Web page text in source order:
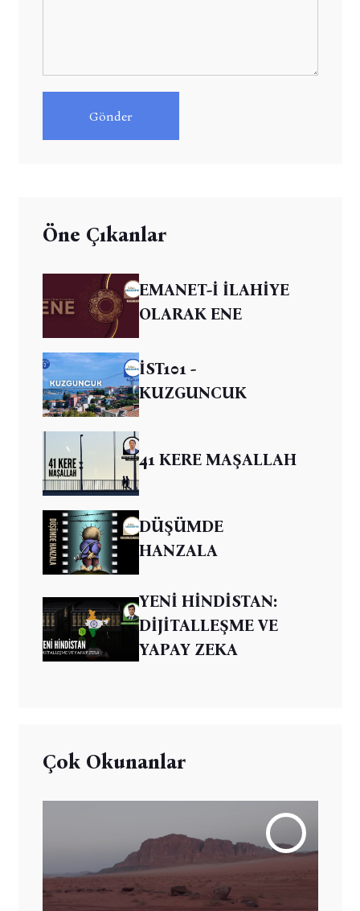
Gönder
Öne Çıkanlar
EMANET-İ İLAHİYE
OLARAK ENE
İST101 -
KUZGUNCUK
41 KERE MAŞALLAH
DÜŞÜMDE
HANZALA
YENİ HİNDİSTAN:
DİJİTALLEŞME VE
YAPAY ZEKA
Çok Okunanlar